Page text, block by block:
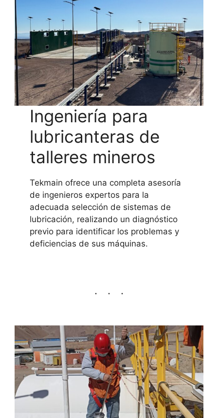
Ingeniería para
lubricanteras de
talleres mineros
Tekmain ofrece una completa asesoría
de ingenieros expertos para la
adecuada selección de sistemas de
lubricación, realizando un diagnóstico
previo para identificar los problemas y
deficiencias de sus máquinas.